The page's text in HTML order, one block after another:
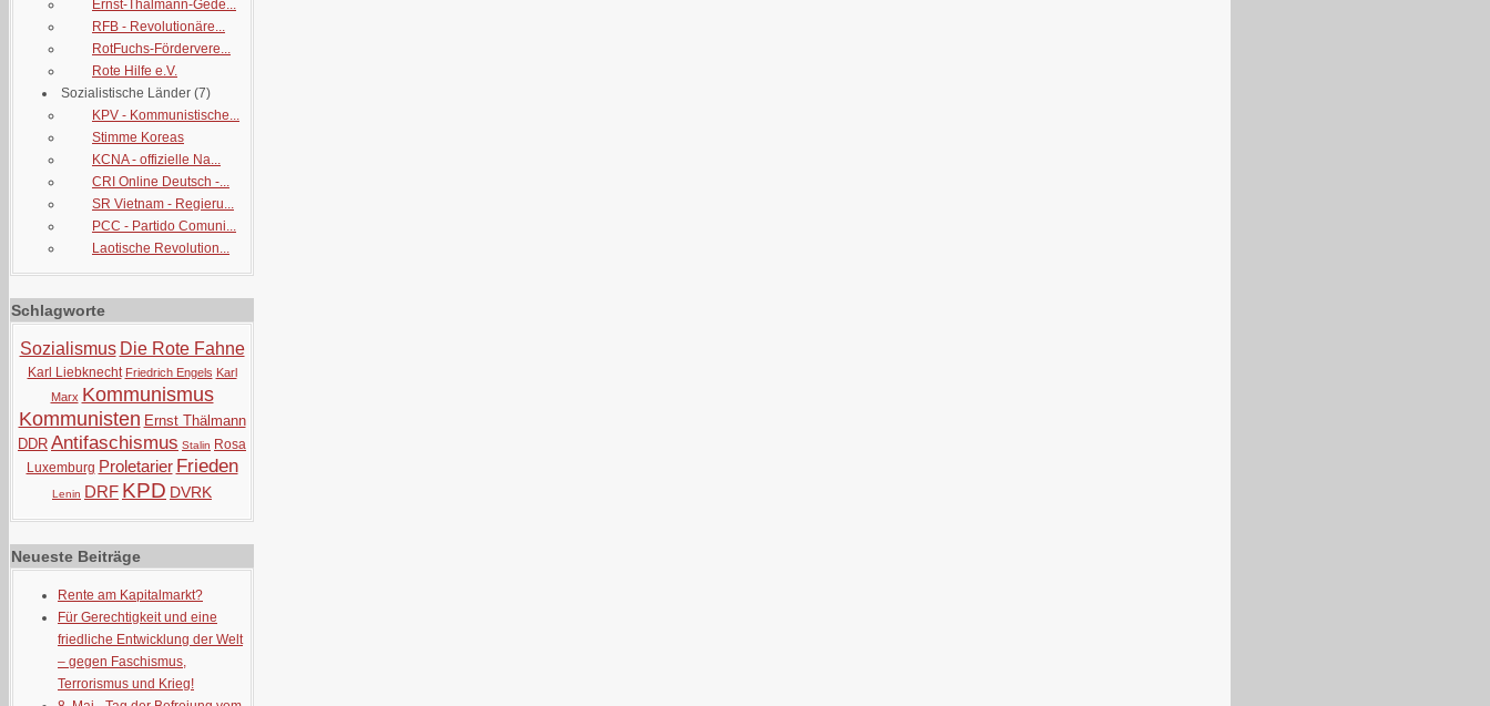
Ernst-Thälmann-Gede...
RFB - Revolutionäre...
RotFuchs-Fördervere...
Rote Hilfe e.V.
Sozialistische Länder (7)
KPV - Kommunistische...
Stimme Koreas
KCNA - offizielle Na...
CRI Online Deutsch -...
SR Vietnam - Regieru...
PCC - Partido Comuni...
Laotische Revolution...
Schlagworte
Sozialismus Die Rote Fahne
Karl Liebknecht Friedrich Engels Karl
Marx Kommunismus
Kommunisten Ernst Thälmann
DDR Antifaschismus Stalin Rosa
Luxemburg Proletarier Frieden
Lenin DRF KPD DVRK
Neueste Beiträge
Rente am Kapitalmarkt?
Für Gerechtigkeit und eine
friedliche Entwicklung der Welt
– gegen Faschismus,
Terrorismus und Krieg!